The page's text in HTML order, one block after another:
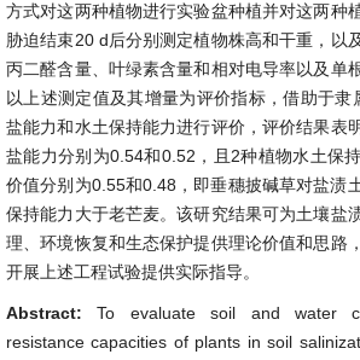
方式对这两种植物进行实验盆种植并对这两种
胁迫结束20 d后分别测定植物株高和干重，以
丙二醛含量、叶绿素含量和相对电导率以及单
以上述测定值及其增量为评价指标，借助于
盐能力和水土保持能力进行评价，评价结果表
盐能力分别为0.54和0.52，且2种植物水土保
价值分别为0.55和0.48，即垂穗披碱草对盐渍
保持能力大于老芒麦。该研究结果可为土壤盐
理、环境恢复和生态保护提供理论价值和思路
开展上述工程试验提供实际指导。
Abstract:To evaluate soil and water
resistance capacities of plants in soil